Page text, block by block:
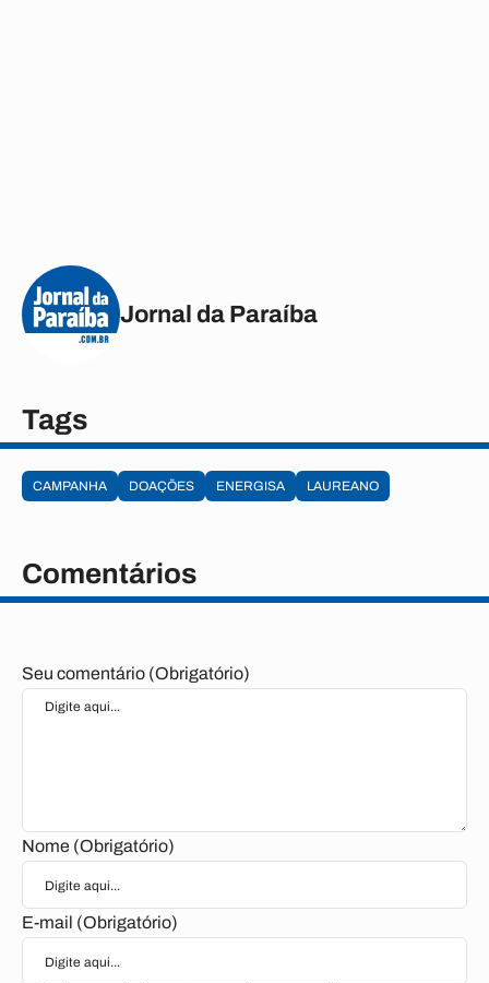
Jornal da Paraíba
Tags
CAMPANHA DOAÇÕES ENERGISA LAUREANO
Comentários
Seu comentário (Obrigatório)
Nome (Obrigatório)
E-mail (Obrigatório)